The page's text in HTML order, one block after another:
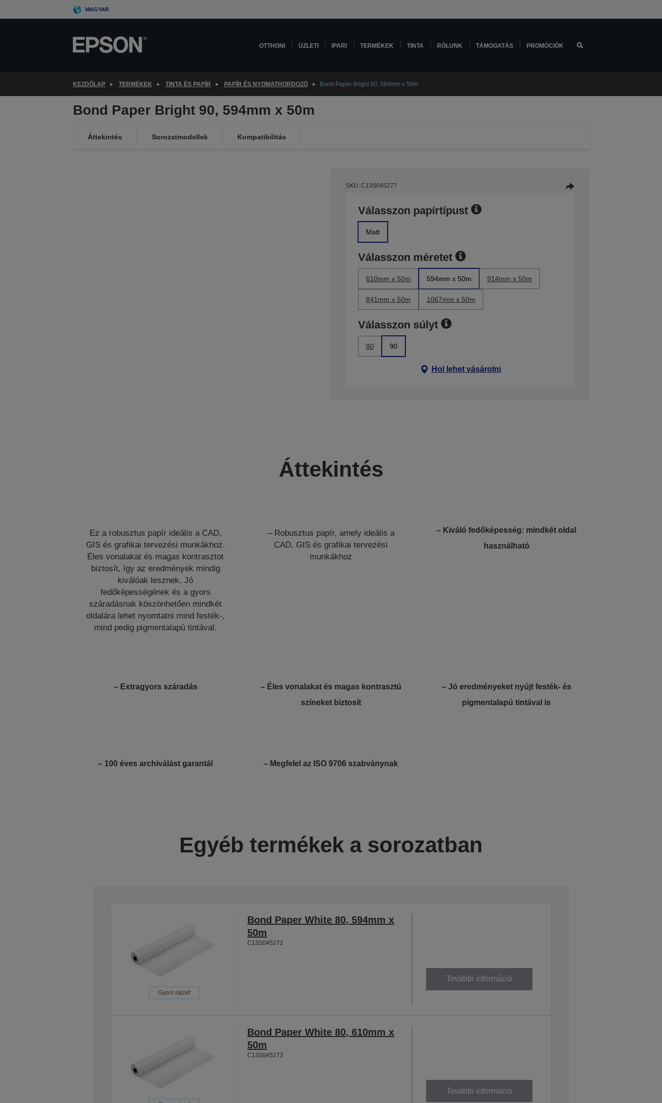
to
MAGYAR
OTTHONI ÜZLETI IPARI TERMÉKEK TINTA RÓLUNK TÁMOGATÁS PROMÓCIÓK
KEZDŐLAP TERMÉKEK TINTA ÉS PAPÍR PAPÍR ÉS NYOMATHORDOZÓ Bond Paper Bright 90, 594mm x 50m
Bond Paper Bright 90, 594mm x 50m
Áttekintés Sorozatmodellek Kompatibilitás
SKU: C13S045277
Válasszon papírtípust
Matt
Válasszon méretet
610mm x 50m 594mm x 50m 914mm x 50m
841mm x 50m 1067mm x 50m
Válasszon súlyt
80 90
Hol lehet vásárolni
Áttekintés
Ez a robusztus papír ideális a CAD,
GIS és grafikai tervezési munkákhoz.
Éles vonalakat és magas kontrasztot
biztosít, így az eredmények mindig
kiválóak lesznek. Jó
fedőképességének és a gyors
száradásnak köszönhetően mindkét
oldalára lehet nyomtatni mind festék-,
mind pedig pigmentalapú tintával.
– Robusztus papír, amely ideális a
CAD, GIS és grafikai tervezési
munkákhoz
– Kiváló fedőképesség: mindkét oldal
használható
– Extragyors száradás
– Éles vonalakat és magas kontrasztú
színeket biztosít
– Jó eredményeket nyújt festék- és
pigmentalapú tintával is
– 100 éves archiválást garantál – Megfelel az ISO 9706 szabványnak
Egyéb termékek a sorozatban
Gyors nézet
Bond Paper White 80, 594mm x
50m
C13S045272
További információ
Bond Paper White 80, 610mm x
50m
C13S045273
További információ